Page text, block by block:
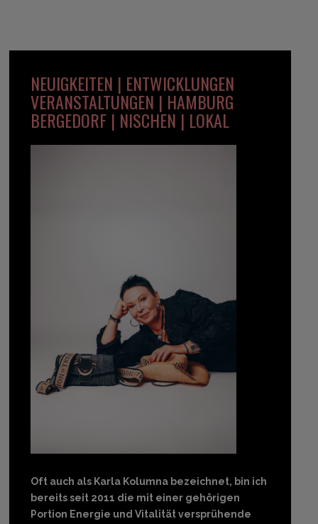
NEUIGKEITEN | ENTWICKLUNGEN
VERANSTALTUNGEN | HAMBURG
BERGEDORF | NISCHEN | LOKAL
Oft auch als Karla Kolumna bezeichnet, bin ich
bereits seit 2011 die mit einer gehörigen
Portion Energie und Vitalität versprühende